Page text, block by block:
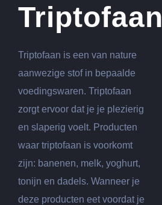
Triptofaan
Triptofaan is een van nature
aanwezige stof in bepaalde
voedingswaren. Triptofaan
zorgt ervoor dat je je plezierig
en slaperig voelt. Producten
waar triptofaan is voorkomt
zijn: banenen, melk, yoghurt,
tonijn en dadels. Wanneer je
deze producten eet voordat je